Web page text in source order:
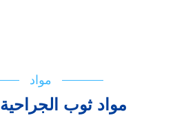
مواد
مواد ثوب الجراحية